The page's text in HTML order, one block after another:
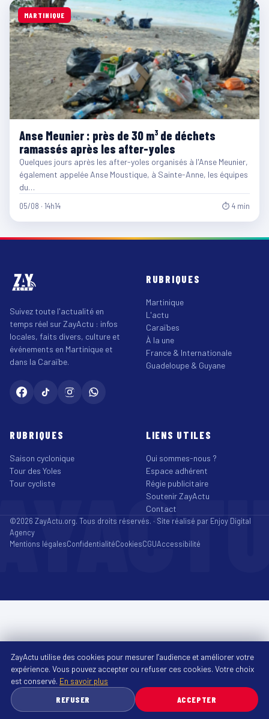
MARTINIQUE
Anse Meunier : près de 30 m³ de déchets
ramassés après les after-yoles
Quelques jours après les after-yoles organisés à l'Anse Meunier,
également appelée Anse Moustique, à Sainte-Anne, les équipes
du…
05/08 · 14h14 ⏱ 4 min
Suivez toute l'actualité en
temps réel sur ZayActu : infos
locales, faits divers, culture et
événements en Martinique et
dans la Caraïbe.
RUBRIQUES
Martinique
L'actu
Caraïbes
À la une
France & Internationale
Guadeloupe & Guyane
RUBRIQUES
Saison cyclonique
Tour des Yoles
Tour cycliste
LIENS UTILES
Qui sommes-nous ?
Espace adhérent
Régie publicitaire
Soutenir ZayActu
Contact
©2026 ZayActu.org. Tous droits réservés. · Site réalisé par Enjoy Digital
Agency
Mentions légalesConfidentialitéCookiesCGUAccessibilité
ZayActu utilise des cookies pour mesurer l’audience et améliorer votre
expérience. Vous pouvez accepter ou refuser ces cookies. Votre choix
est conservé. En savoir plus
REFUSER
ACCEPTER